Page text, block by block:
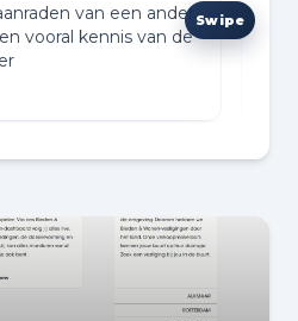
van een ander.
vooral kennis van de
een